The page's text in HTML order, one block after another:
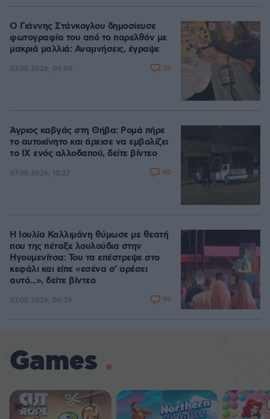
Ο Γιάννης Στάνκογλου δημοσίευσε
φωτογραφία του από το παρελθόν με
μακριά μαλλιά: Αναμνήσεις, έγραψε
07.08.2026, 09:09 35
Άγριος καβγάς στη Θήβα: Ρομά πήρε
το αυτοκίνητο και άρχισε να εμβολίζει
το ΙΧ ενός αλλοδαπού, δείτε βίντεο
07.08.2026, 10:27 40
Η Ιουλία Καλλιμάνη θύμωσε με θεατή
που της πέταξε λουλούδια στην
Ηγουμενίτσα: Του τα επέστρεψε στο
κεφάλι και είπε «εσένα σ' αρέσει
αυτό...», δείτε βίντεο
07.08.2026, 06:39 99
Games